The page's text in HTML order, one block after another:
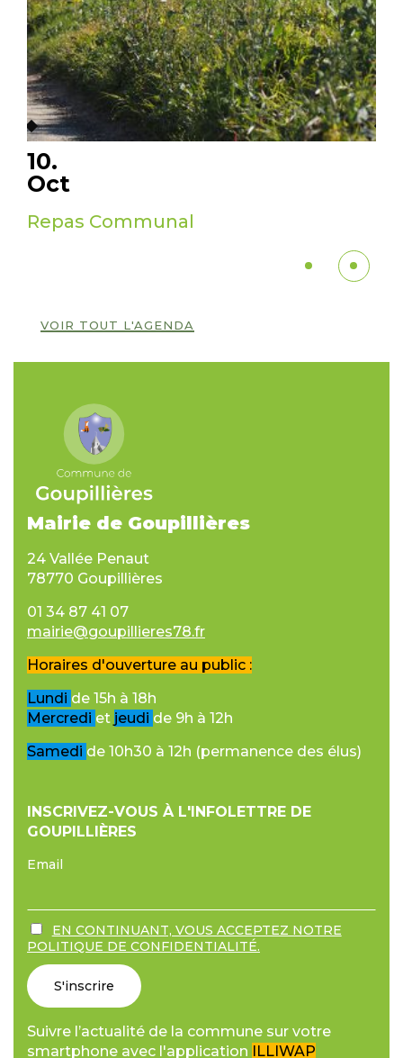
10.
Oct
Repas Communal
1 2
VOIR TOUT L'AGENDA
Mairie de Goupillières
24 Vallée Penaut
78770 Goupillières
01 34 87 41 07
mairie@goupillieres78.fr
Horaires d'ouverture au public :
Lundi de 15h à 18h
Mercredi et jeudi de 9h à 12h
Samedi de 10h30 à 12h (permanence des élus)
INSCRIVEZ-VOUS À L'INFOLETTRE DE
GOUPILLIÈRES
Email
EN CONTINUANT, VOUS ACCEPTEZ NOTRE
POLITIQUE DE CONFIDENTIALITÉ.
Suivre l’actualité de la commune sur votre
smartphone avec l'application
ILLIWAP